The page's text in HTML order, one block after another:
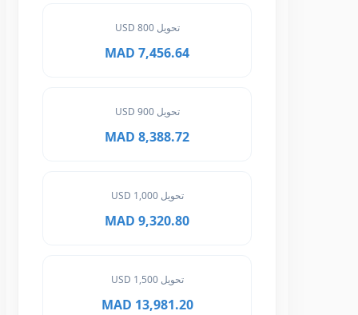
تحويل 800 USD
7,456.64 MAD
تحويل 900 USD
8,388.72 MAD
تحويل 1,000 USD
9,320.80 MAD
تحويل 1,500 USD
13,981.20 MAD